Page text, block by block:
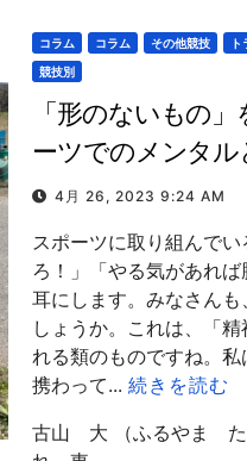
コラム コラム その他競技
競技別
「形のないもの
ーツでのメンタ
イアスロン・古山
4月 26, 2023 9:24 AM
スポーツに取り組んで
ろ！」「やる気があれ
耳にします。みなさん
しょうか。これは、「
れる類のものですね。
携わって... 続きを読む
古山 大 （ふるやま た